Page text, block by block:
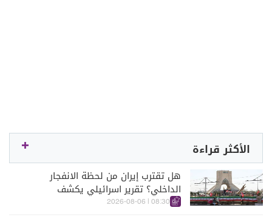
الأكثر قراءة
هل تقترب إيران من لحظة الانفجار
الداخلي؟ تقرير اسرائيلي يكشف
الكواليس
08:30 | 2026-08-06